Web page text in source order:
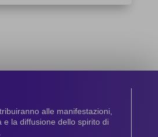
alle manifestazioni,
e la diffusione dello spirito di